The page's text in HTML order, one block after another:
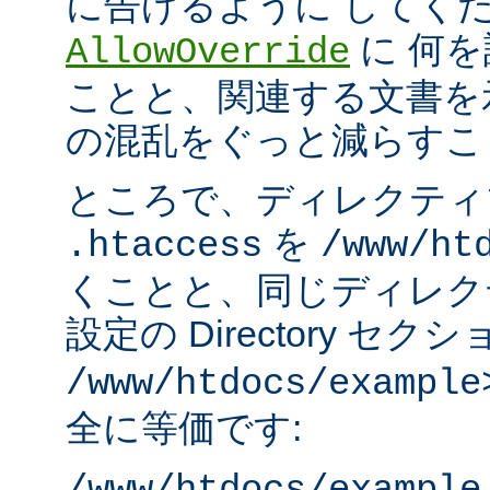
AllowOverride に 何
ことと、関連する文書
の混乱をぐっと減らす
ところで、ディレクテ
.htaccess を /www/
くことと、同じディレ
設定の Directory セクシ
/www/htdocs/
全に等価です: